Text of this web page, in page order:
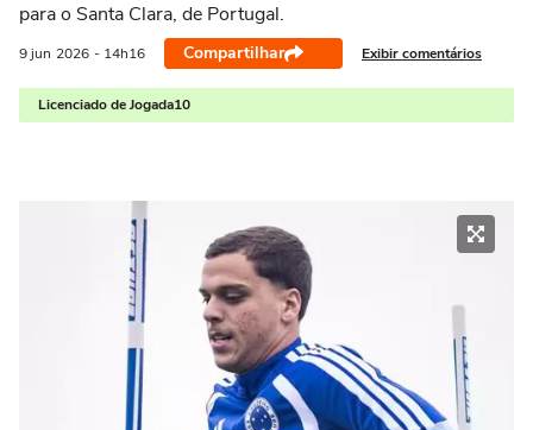
para o Santa Clara, de Portugal.
9 jun 2026 - 14h16 Compartilhar Exibir comentários
Licenciado de Jogada10